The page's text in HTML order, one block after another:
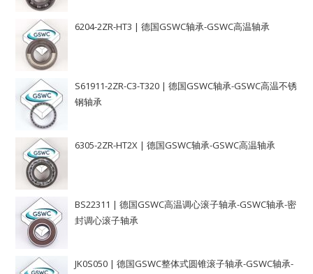
6204-2ZR-HT3 | 德国GSWC轴承-GSWC高温轴承
S61911-2ZR-C3-T320 | 德国GSWC轴承-GSWC高温不锈
钢轴承
6305-2ZR-HT2X | 德国GSWC轴承-GSWC高温轴承
BS22311 | 德国GSWC高温调心滚子轴承-GSWC轴承-密
封调心滚子轴承
JK0S050 | 德国GSWC整体式圆锥滚子轴承-GSWC轴承-